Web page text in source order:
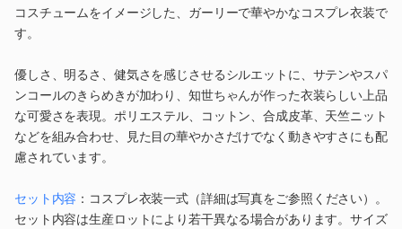
コスチュームをイメージした、ガーリーで華やかなコスプレ衣装で
す。
優しさ、明るさ、健気さを感じさせるシルエットに、サテンやスパ
ンコールのきらめきが加わり、知世ちゃんが作った衣装らしい上品
な可愛さを表現。ポリエステル、コットン、合成皮革、天竺ニット
などを組み合わせ、見た目の華やかさだけでなく動きやすさにも配
慮されています。
セット内容 ：コスプレ衣装一式（詳細は写真をご参照ください）。
セット内容は生産ロットにより若干異なる場合があります。サイズ